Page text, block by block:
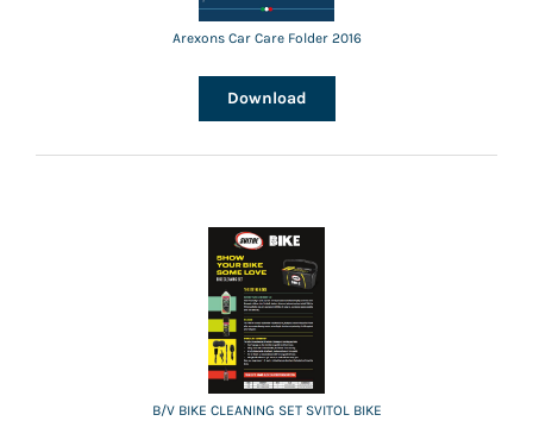
Arexons Car Care Folder 2016
Download
B/V BIKE CLEANING SET SVITOL BIKE